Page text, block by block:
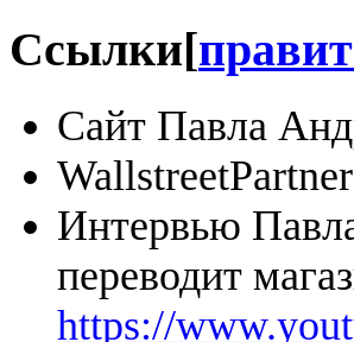
Ссылки[
Сайт Павла
Интервью
переводит
https://